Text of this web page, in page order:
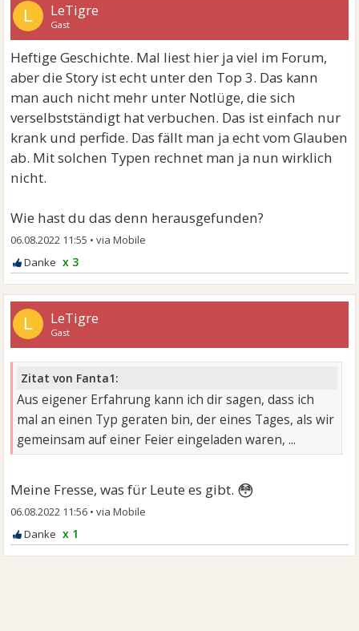
L LeTigre
Gast
Heftige Geschichte. Mal liest hier ja viel im Forum,
aber die Story ist echt unter den Top 3. Das kann
man auch nicht mehr unter Notlüge, die sich
verselbstständigt hat verbuchen. Das ist einfach nur
krank und perfide. Das fällt man ja echt vom Glauben
ab. Mit solchen Typen rechnet man ja nun wirklich
nicht.
Wie hast du das denn herausgefunden?
06.08.2022 11:55 •
x 3
L LeTigre
Gast
Zitat von Fanta1:
Aus eigener Erfahrung kann ich dir sagen, dass ich
mal an einen Typ geraten bin, der eines Tages, als wir
gemeinsam auf einer Feier eingeladen waren, ...
Meine Fresse, was für Leute es gibt. 😳
06.08.2022 11:56 •
x 1